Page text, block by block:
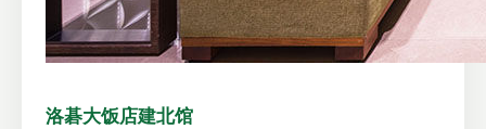
洛碁大饭店建北馆